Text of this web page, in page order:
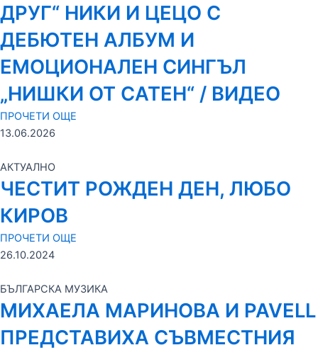
ДРУГ“ НИКИ И ЦЕЦО С
ДЕБЮТЕН АЛБУМ И
ЕМОЦИОНАЛЕН СИНГЪЛ
„НИШКИ ОТ САТЕН“ / ВИДЕО
ПРОЧЕТИ ОЩЕ
13.06.2026
АКТУАЛНО
ЧЕСТИТ РОЖДЕН ДЕН, ЛЮБО
КИРОВ
ПРОЧЕТИ ОЩЕ
26.10.2024
БЪЛГАРСКА МУЗИКА
МИХАЕЛА МАРИНОВА И PAVELL
ПРЕДСТАВИХА СЪВМЕСТНИЯ